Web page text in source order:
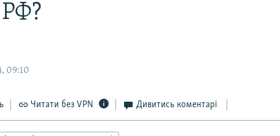
09:10
Читати без VPN Дивитись коментарі